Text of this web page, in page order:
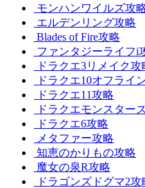
モンハンワイルズ攻
エルデンリング攻略
Blades of Fire攻略
ファンタジーライフi
ドラクエ3リメイク攻
ドラクエ10オフライ
ドラクエ11攻略
ドラクエモンスター
ドラクエ6攻略
メタファー攻略
知恵のかりもの攻略
魔女の泉R攻略
ドラゴンズドグマ2攻